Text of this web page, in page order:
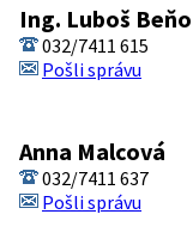
Ing. Luboš Beňo
032/7411 615
Pošli správu
Anna Malcová
032/7411 637
Pošli správu